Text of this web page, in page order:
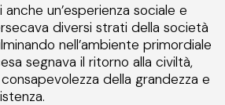
un’esperienza sociale e
diversi strati della società
nell’ambiente primordiale
segnava il ritorno alla civiltà,
della grandezza e